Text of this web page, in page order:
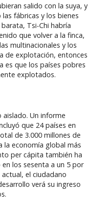
salido con la suya, y
fábricas y los bienes
Tsi-Chi habría
que volver a la finca,
multinacionales y los
de explotación, entonces
es que los países pobres
explotados.
Un informe
que 24 países en
de 3.000 millones de
la economía global más
per cápita también ha
los sesenta a un 5 por
el ciudadano
verá su ingreso